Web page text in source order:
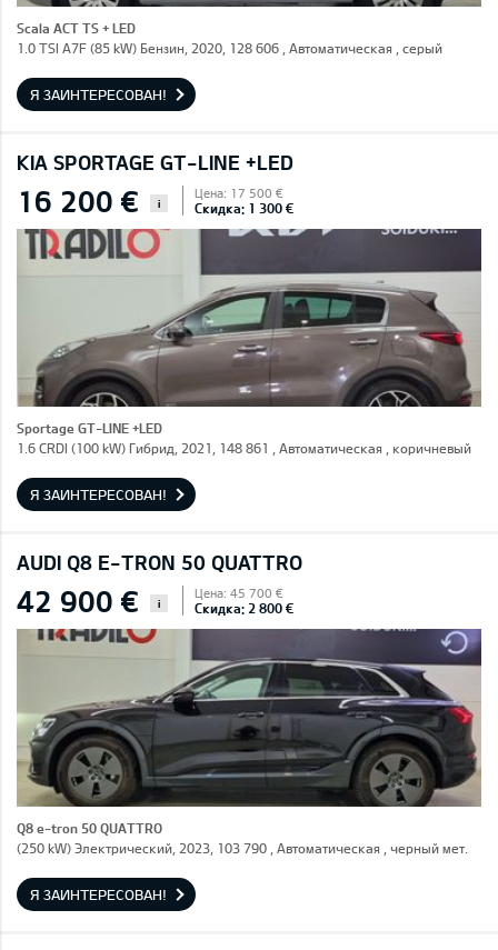
Scala ACT TS + LED
1.0 TSI A7F (85 kW) Бензин, 2020, 128 606 , Автоматическая , серый
Я ЗАИНТЕРЕСОВАН!
KIA SPORTAGE GT-LINE +LED
16 200 € i
Цена: 17 500 €
Скидка: 1 300 €
Sportage GT-LINE +LED
1.6 CRDI (100 kW) Гибрид, 2021, 148 861 , Автоматическая , коричневый
Я ЗАИНТЕРЕСОВАН!
AUDI Q8 E-TRON 50 QUATTRO
42 900 € i
Цена: 45 700 €
Скидка: 2 800 €
Q8 e-tron 50 QUATTRO
(250 kW) Электрический, 2023, 103 790 , Автоматическая , черный мет.
Я ЗАИНТЕРЕСОВАН!